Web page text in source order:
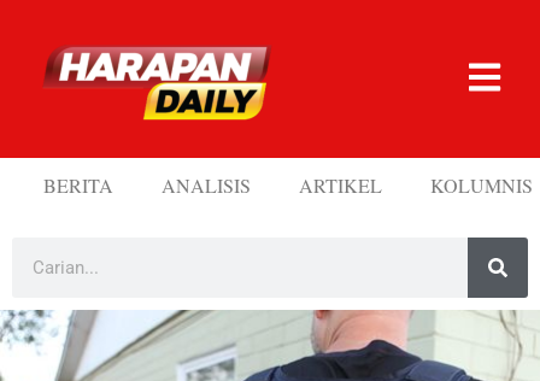
BERITA ANALISIS ARTIKEL KOLUMNIS